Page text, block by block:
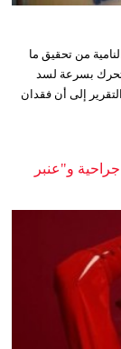
من تحقيق ما
بسرعة لسد
إلى أن فقدان
و"عنبر